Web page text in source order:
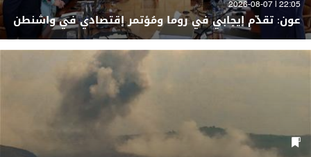
22:05 | 2026-08-07
عون: تقدّم إيجابي في روما ومُؤتمر إقتصادي في واشنطن